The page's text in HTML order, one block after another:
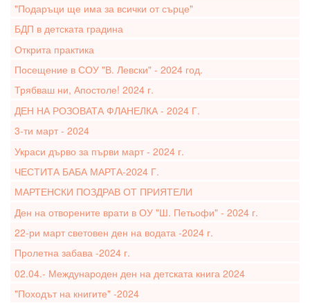
"Подаръци ще има за всички от сърце"
БДП в детската градина
Открита практика
Посещение в СОУ "В. Левски" - 2024 год.
Трябваш ни, Апостоле! 2024 г.
ДЕН НА РОЗОВАТА ФЛАНЕЛКА - 2024 Г.
3-ти март - 2024
Украси дърво за първи март - 2024 г.
ЧЕСТИТА БАБА МАРТА-2024 Г.
МАРТЕНСКИ ПОЗДРАВ ОТ ПРИЯТЕЛИ
Ден на отворените врати в ОУ "Ш. Петьофи" - 2024 г.
22-ри март световен ден на водата -2024 г.
Пролетна забава -2024 г.
02.04.- Международен ден на детската книга 2024
"Походът на книгите" -2024